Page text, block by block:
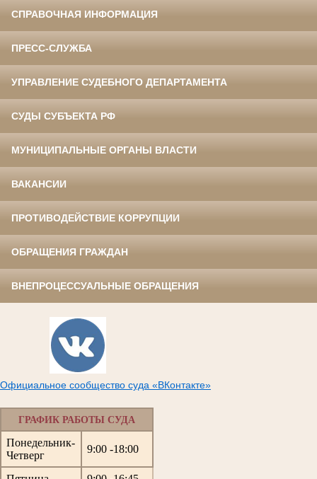
СПРАВОЧНАЯ ИНФОРМАЦИЯ
ПРЕСС-СЛУЖБА
УПРАВЛЕНИЕ СУДЕБНОГО ДЕПАРТАМЕНТА
СУДЫ СУБЪЕКТА РФ
МУНИЦИПАЛЬНЫЕ ОРГАНЫ ВЛАСТИ
ВАКАНСИИ
ПРОТИВОДЕЙСТВИЕ КОРРУПЦИИ
ОБРАЩЕНИЯ ГРАЖДАН
ВНЕПРОЦЕССУАЛЬНЫЕ ОБРАЩЕНИЯ
Официальное сообщество суда «ВКонтакте»
ГРАФИК РАБОТЫ СУДА
Понедельник-
Четверг
9:00 -18:00